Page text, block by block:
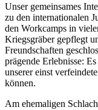
Unser gemeinsames
zu den internationalen
den Workcamps in
Kriegsgräber gepflegt
Freundschaften
prägende Erlebnisse:
unserer einst
können.
Am ehemaligen